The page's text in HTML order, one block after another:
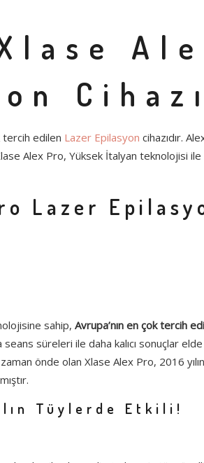
tercih edilen Lazer Epilasyon cihazıdır.
Alex Pro, Yüksek İtalyan teknolojisi ile
Lazer
sahip, Avrupa’nın en çok tercih
seans süreleri ile daha kalıcı sonuçlar
önde olan Xlase Alex Pro, 2016
Tüylerde Etkili!